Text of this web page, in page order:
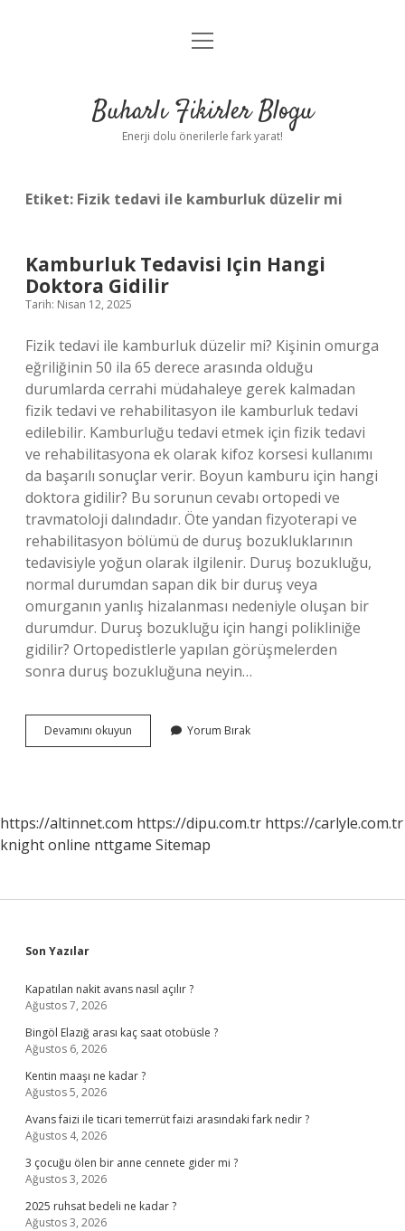
Anasayfa
Yasal Uyarı
menüyü
Buharlı Fikirler Blogu
Enerji dolu önerilerle fark yarat!
Etiket: Fizik tedavi ile kamburluk düzelir mi
Kamburluk Tedavisi Için Hangi
Doktora Gidilir
Tarih: Nisan 12, 2025
Fizik tedavi ile kamburluk düzelir mi? Kişinin omurga
eğriliğinin 50 ila 65 derece arasında olduğu
durumlarda cerrahi müdahaleye gerek kalmadan
fizik tedavi ve rehabilitasyon ile kamburluk tedavi
edilebilir. Kamburluğu tedavi etmek için fizik tedavi
ve rehabilitasyona ek olarak kifoz korsesi kullanımı
da başarılı sonuçlar verir. Boyun kamburu için hangi
doktora gidilir? Bu sorunun cevabı ortopedi ve
travmatoloji dalındadır. Öte yandan fizyoterapi ve
rehabilitasyon bölümü de duruş bozukluklarının
tedavisiyle yoğun olarak ilgilenir. Duruş bozukluğu,
normal durumdan sapan dik bir duruş veya
omurganın yanlış hizalanması nedeniyle oluşan bir
durumdur. Duruş bozukluğu için hangi polikliniğe
gidilir? Ortopedistlerle yapılan görüşmelerden
sonra duruş bozukluğuna neyin…
Devamını okuyun Kamburluk
Tedavisi
Yorum Bırak
https://altinnet.com https://dipu.com.tr https://carlyle.com.tr
knight online nttgame Sitemap
Sidebar
Son Yazılar
Kapatılan nakit avans nasıl açılır ?
Ağustos 7, 2026
Bingöl Elazığ arası kaç saat otobüsle ?
Ağustos 6, 2026
Kentin maaşı ne kadar ?
Ağustos 5, 2026
Avans faizi ile ticari temerrüt faizi arasındaki fark nedir ?
Ağustos 4, 2026
3 çocuğu ölen bir anne cennete gider mi ?
Ağustos 3, 2026
2025 ruhsat bedeli ne kadar ?
Ağustos 3, 2026